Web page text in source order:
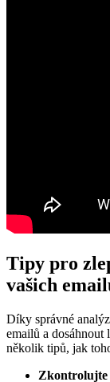
Tipy pro
vašich
Díky správné
emailů a dosáhnout
několik tipů, jak
Zkontrolujte